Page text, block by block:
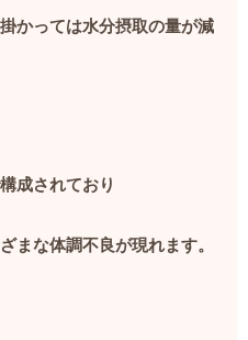
かっては水分摂取の量が減
成されており
まな体調不良が現れます。